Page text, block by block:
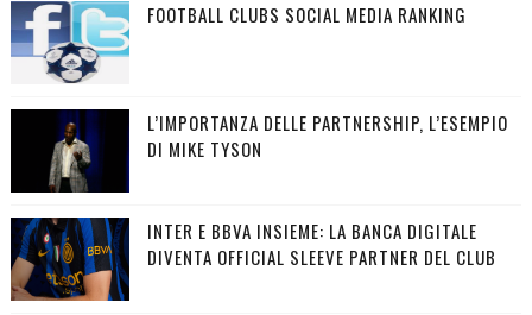
FOOTBALL CLUBS SOCIAL MEDIA RANKING
L’IMPORTANZA DELLE PARTNERSHIP, L’ESEMPIO
DI MIKE TYSON
INTER E BBVA INSIEME: LA BANCA DIGITALE
DIVENTA OFFICIAL SLEEVE PARTNER DEL CLUB